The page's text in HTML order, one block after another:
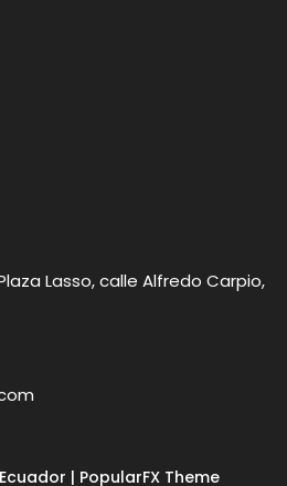
Lasso, calle Alfredo Carpio,
| PopularFX Theme